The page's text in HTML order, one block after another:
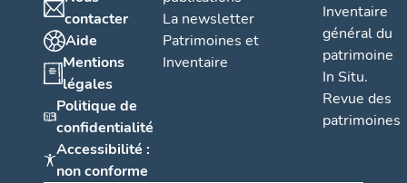
contacter
Aide
Mentions
légales
Politique de
confidentialité
Accessibilité :
non conforme
La newsletter
Patrimoines et
Inventaire
Inventaire
général du
patrimoine
In Situ.
Revue des
patrimoines